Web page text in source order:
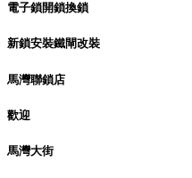
電子鎖開鎖換鎖
新鎖安裝鐵閘改裝
馬灣聯鎖店
歡迎
馬灣大街